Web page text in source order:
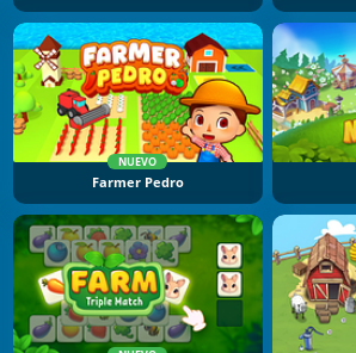
NUEVO
Farmer Pedro